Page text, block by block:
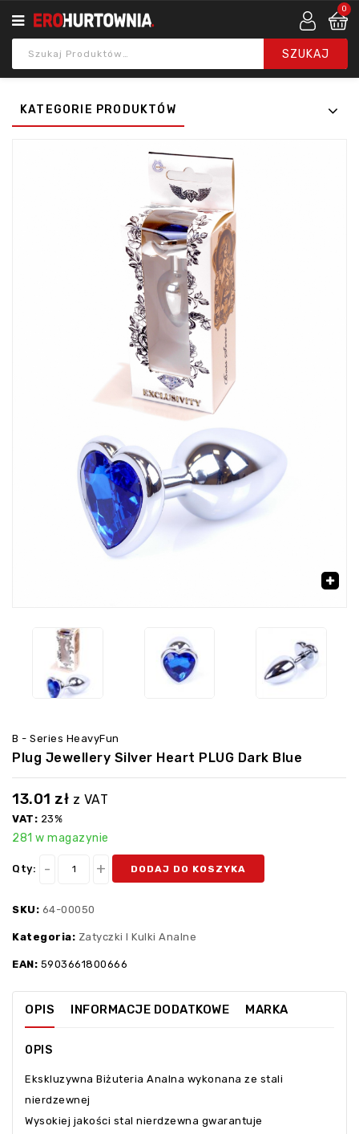
0
KATEGORIE PRODUKTÓW
B - Series HeavyFun
Plug Jewellery Silver Heart PLUG Dark Blue
13.01 zł z VAT
VAT: 23%
281 w magazynie
Qty: DODAJ DO KOSZYKA
SKU: 64-00050
Kategoria: Zatyczki I Kulki Analne
EAN: 5903661800666
OPIS INFORMACJE DODATKOWE MARKA
OPIS
Ekskluzywna Biżuteria Analna wykonana ze stali
nierdzewnej
Wysokiej jakości stal nierdzewna gwarantuje